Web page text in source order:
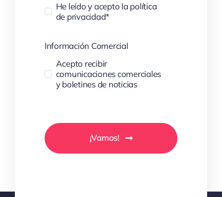
He leído y acepto la política
de privacidad*
Información Comercial
Acepto recibir
comunicaciones comerciales
y boletines de noticias
¡Vamos!